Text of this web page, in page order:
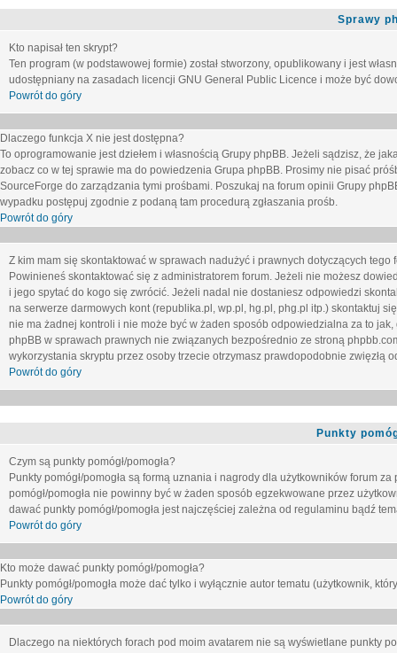
Sprawy
Kto napisał ten skrypt?
Ten program (w podstawowej formie) został stworzony, opublikowany i jest
udostępniany na zasadach licencji GNU General Public Licence i może być
Powrót do góry
Dlaczego funkcja X nie jest dostępna?
To oprogramowanie jest dziełem i własnością Grupy phpBB. Jeżeli sądzisz, że
zobacz co w tej sprawie ma do powiedzenia Grupa phpBB. Prosimy nie pisać
SourceForge do zarządzania tymi prośbami. Poszukaj na forum opinii Grupy
wypadku postępuj zgodnie z podaną tam procedurą zgłaszania prośb.
Powrót do góry
Z kim mam się skontaktować w sprawach nadużyć i prawnych dotyczących tego
Powinieneś skontaktować się z administratorem forum. Jeżeli nie możesz
i jego spytać do kogo się zwrócić. Jeżeli nadal nie dostaniesz odpowiedzi
na serwerze darmowych kont (republika.pl, wp.pl, hg.pl, phg.pl itp.) skontaktuj
nie ma żadnej kontroli i nie może być w żaden sposób odpowiedzialna za to
phpBB w sprawach prawnych nie związanych bezpośrednio ze stroną
wykorzystania skryptu przez osoby trzecie otrzymasz prawdopodobnie zwięzłą
Powrót do góry
Punkty
Czym są punkty pomógł/pomogła?
Punkty pomógł/pomogła są formą uznania i nagrody dla użytkowników forum
pomógł/pomogła nie powinny być w żaden sposób egzekwowane przez
dawać punkty pomógł/pomogła jest najczęściej zależna od regulaminu bądź
Powrót do góry
Kto może dawać punkty pomógł/pomogła?
Punkty pomógł/pomogła może dać tylko i wyłącznie autor tematu (użytkownik,
Powrót do góry
Dlaczego na niektórych forach pod moim avatarem nie są wyświetlane punkty